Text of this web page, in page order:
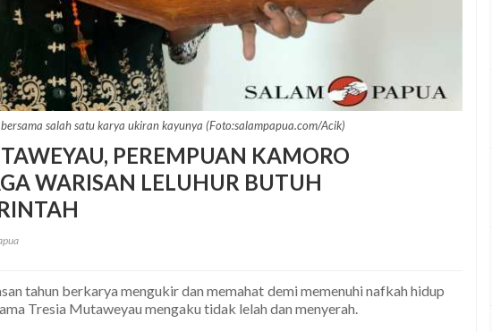
salah satu karya ukiran kayunya (Foto:salampapua.com/Acik)
PEREMPUAN KAMORO
WARISAN LELUHUR BUTUH
tahun berkarya mengukir dan memahat demi memenuhi nafkah hidup
Tresia Mutaweyau mengaku tidak lelah dan menyerah.